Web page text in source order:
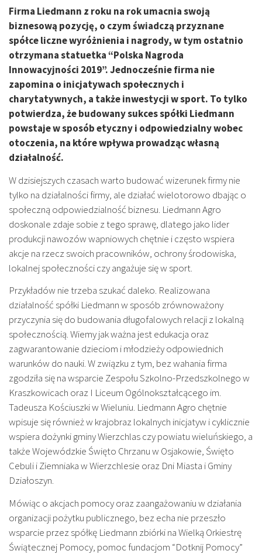
Firma Liedmann z roku na rok umacnia swoją
biznesową pozycję, o czym świadczą przyznane
spółce liczne wyróżnienia i nagrody, w tym ostatnio
otrzymana statuetka “Polska Nagroda
Innowacyjności 2019”. Jednocześnie firma nie
zapomina o inicjatywach społecznych i
charytatywnych, a także inwestycji w sport. To tylko
potwierdza, że budowany sukces spółki Liedmann
powstaje w sposób etyczny i odpowiedzialny wobec
otoczenia, na które wpływa prowadząc własną
działalność.
W dzisiejszych czasach warto budować wizerunek firmy nie
tylko na działalności firmy, ale działać wielotorowo dbając o
społeczną odpowiedzialność biznesu. Liedmann Agro
doskonale zdaje sobie z tego sprawę, dlatego jako lider
produkcji nawozów wapniowych chętnie i często wspiera
akcje na rzecz swoich pracowników, ochrony środowiska,
lokalnej społeczności czy angażuje się w sport.
Przykładów nie trzeba szukać daleko. Realizowana
działalność spółki Liedmann w sposób zrównoważony
przyczynia się do budowania długofalowych relacji z lokalną
społecznością. Wiemy jak ważna jest edukacja oraz
zagwarantowanie dzieciom i młodzieży odpowiednich
warunków do nauki. W związku z tym, bez wahania firma
zgodziła się na wsparcie Zespołu Szkolno-Przedszkolnego w
Kraszkowicach oraz I Liceum Ogólnokształcącego im.
Tadeusza Kościuszki w Wieluniu. Liedmann Agro chętnie
wpisuje się również w krajobraz lokalnych inicjatyw i cyklicznie
wspiera dożynki gminy Wierzchlas czy powiatu wieluńskiego, a
także Wojewódzkie Święto Chrzanu w Osjakowie, Święto
Cebuli i Ziemniaka w Wierzchlesie oraz Dni Miasta i Gminy
Działoszyn.
Mówiąc o akcjach pomocy oraz zaangażowaniu w działania
organizacji pożytku publicznego, bez echa nie przeszło
wsparcie przez spółkę Liedmann zbiórki na Wielką Orkiestrę
Świątecznej Pomocy, pomoc fundacjom “Dotknij Pomocy”